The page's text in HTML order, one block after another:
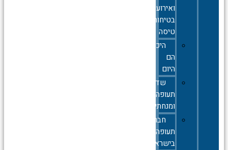
ואירועי
בטיחות
טיסה
היכן
הם
היום
שדות
תעופה
ומנחתים
חברות
תעופה
בישראל